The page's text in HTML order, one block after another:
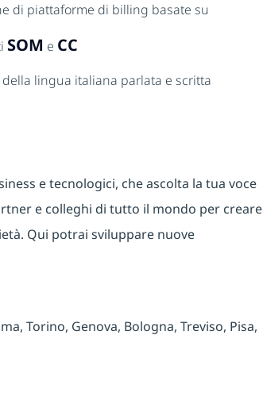
di piattaforme di billing basate su
SOM e CC
lingua italiana parlata e scritta
e tecnologici, che ascolta la tua voce
e colleghi di tutto il mondo per creare
Qui potrai sviluppare nuove
Torino, Genova, Bologna, Treviso, Pisa,